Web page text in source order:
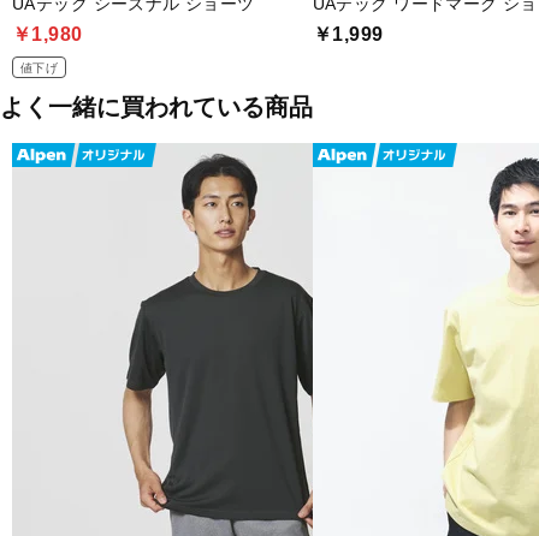
UAテック シーズナル ショーツ
￥1,980
値下げ
UAテック ワードマーク シ
￥1,999
よく一緒に買われている商品